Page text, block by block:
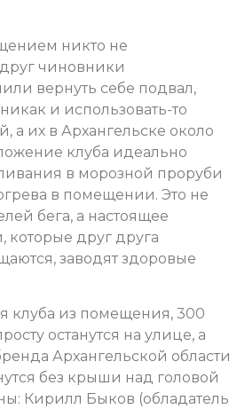
никто не
чиновники
вернуть себе подвал,
и использовать-то
а их в Архангельске около
клуба идеально
в морозной проруби
в помещении. Это не
бега, а настоящее
которые друг друга
заводят здоровые
клуба из помещения, 300
останутся на улице, а
Архангельской области
без крыши над головой
Кирилл Быков (обладатель